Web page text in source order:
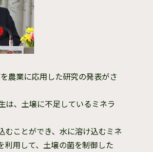
農業に応用した研究の発表がさ
は、土壌に不足しているミネラ
むことができ、水に溶け込むミネ
利用して、土壌の菌を制御した